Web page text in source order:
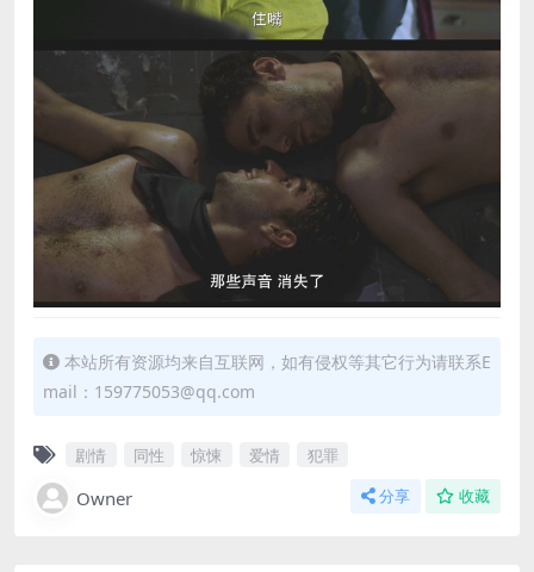
本站所有资源均来自互联网，如有侵权等其它行为请联系E
mail：159775053@qq.com
剧情 同性 惊悚 爱情 犯罪
Owner 分享 收藏